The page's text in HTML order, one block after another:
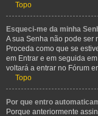
Topo
Esqueci-me da minha
A sua Senha não pode ser
Proceda como que se
em Entrar e em seguida
voltará a entrar no Fórum
Topo
Por que entro
Porque anteriormente